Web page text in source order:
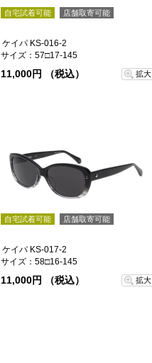
自宅試着可能 店舗取寄可能
ケイパ KS-016-2
サイズ：57□17-145
11,000円 （税込） 拡大
自宅試着可能 店舗取寄可能
ケイパ KS-017-2
サイズ：58□16-145
11,000円 （税込） 拡大